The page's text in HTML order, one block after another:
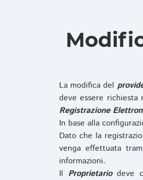
La modifica del
deve essere richiesta
Registrazione
In base alla
Dato che la
venga effettuata
informazioni.
Il Proprietariodeve